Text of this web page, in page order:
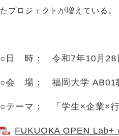
たプロジェクトが増えている。
○日 時：令和7年10月28
○会 場： 福岡大学 AB01
○テーマ： 「学生×企業×行
FUKUOKA OPEN